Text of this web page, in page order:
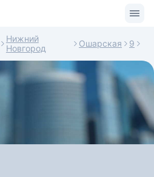
Нижний
Новгород
Ошарская 9